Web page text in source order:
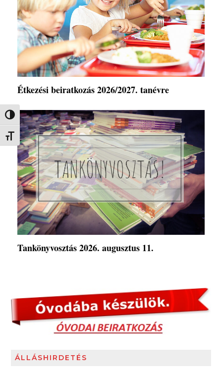
Nagy kontraszt váltása
Betűméret váltása
Étkezési beiratkozás 2026/2027. tanévre
Tankönyvosztás 2026. augusztus 11.
ÁLLÁSHIRDETÉS